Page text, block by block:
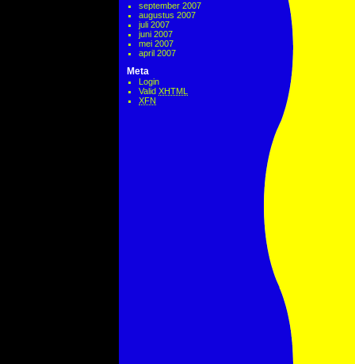
september 2007
augustus 2007
juli 2007
juni 2007
mei 2007
april 2007
Meta
Login
Valid XHTML
XFN